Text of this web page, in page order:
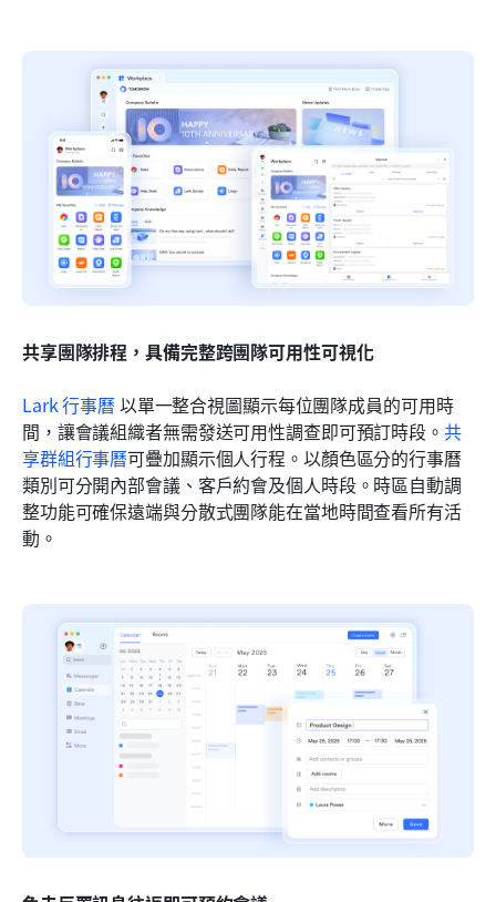
共享團隊排程，具備完整跨團隊可用性可視化
Lark 行事曆 以單一整合視圖顯示每位團隊成員的可用時
間，讓會議組織者無需發送可用性調查即可預訂時段。 共
享群組行事曆可疊加顯示個人行程。以顏色區分的行事曆
類別可分開內部會議、客戶約會及個人時段。時區自動調
整功能可確保遠端與分散式團隊能在當地時間查看所有活
動。